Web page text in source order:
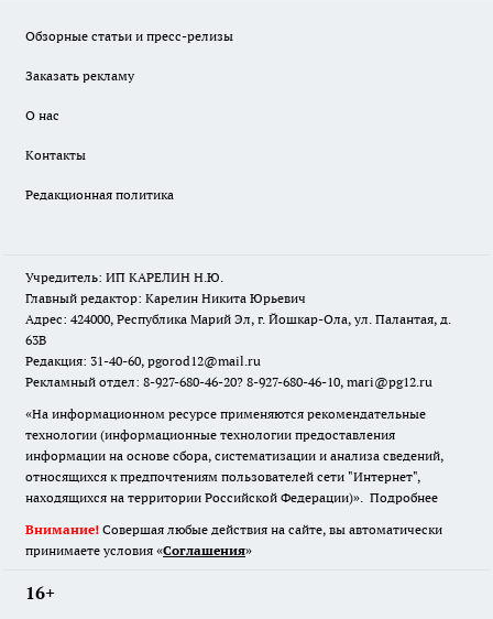
Обзорные статьи и пресс-релизы
Заказать рекламу
О нас
Контакты
Редакционная политика
Учредитель: ИП КАРЕЛИН Н.Ю.
Главный редактор: Карелин Никита Юрьевич
Адрес: 424000, Республика Марий Эл, г. Йошкар-Ола, ул. Палантая, д.
63В
Редакция: 31-40-60, pgorod12@mail.ru
Рекламный отдел: 8-927-680-46-20? 8-927-680-46-10, mari@pg12.ru
«На информационном ресурсе применяются рекомендательные
технологии (информационные технологии предоставления
информации на основе сбора, систематизации и анализа сведений,
относящихся к предпочтениям пользователей сети "Интернет",
находящихся на территории Российской Федерации)». Подробнее
Внимание! Совершая любые действия на сайте, вы автоматически
принимаете условия «Cоглашения»
16+